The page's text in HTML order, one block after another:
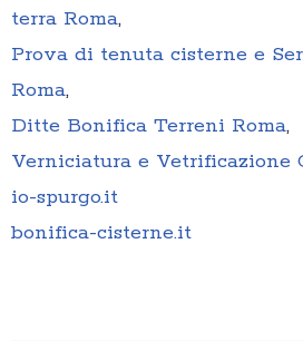
terra Roma,
Prova di tenuta cisterne e
Roma,
Ditte Bonifica Terreni Roma,
Verniciatura e Vetrificazione
io-spurgo.it
bonifica-cisterne.it